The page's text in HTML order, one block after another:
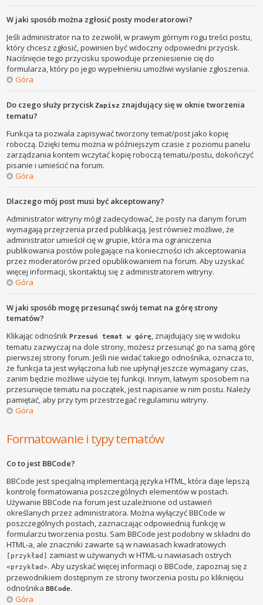
W jaki sposób można zgłosić posty moderatorowi?
Jeśli administrator na to zezwolił, w prawym górnym rogu treści postu,
który chcesz zgłosić, powinien być widoczny odpowiedni przycisk.
Naciśnięcie tego przycisku spowoduje przeniesienie cię do
formularza, który po jego wypełnieniu umożliwi wysłanie zgłoszenia.
Góra
Do czego służy przyciskZapisz znajdujący się w oknie tworzenia
tematu?
Funkcja ta pozwala zapisywać tworzony temat/post jako kopię
roboczą. Dzięki temu można w późniejszym czasie z poziomu panelu
zarządzania kontem wczytać kopię roboczą tematu/postu, dokończyć
pisanie i umieścić na forum.
Góra
Dlaczego mój post musi być akceptowany?
Administrator witryny mógł zadecydować, że posty na danym forum
wymagają przejrzenia przed publikacją. Jest również możliwe, że
administrator umieścił cię w grupie, która ma ograniczenia
publikowania postów polegające na konieczności ich akceptowania
przez moderatorów przed opublikowaniem na forum. Aby uzyskać
więcej informacji, skontaktuj się z administratorem witryny.
Góra
W jaki sposób mogę przesunąć swój temat na górę strony
tematów?
Klikając odnośnikPrzesuń temat w górę, znajdujący się w widoku
tematu zazwyczaj na dole strony, możesz przesunąć go na samą górę
pierwszej strony forum. Jeśli nie widać takiego odnośnika, oznacza to,
że funkcja ta jest wyłączona lub nie upłynął jeszcze wymagany czas,
zanim będzie możliwe użycie tej funkcji. Innym, łatwym sposobem na
przesunięcie tematu na początek, jest napisanie w nim postu. Należy
pamiętać, aby przy tym przestrzegać regulaminu witryny.
Góra
Formatowanie i typy tematów
Co to jest BBCode?
BBCode jest specjalną implementacją języka HTML, która daje lepszą
kontrolę formatowania poszczególnych elementów w postach.
Używanie BBCode na forum jest uzależnione od ustawień
określanych przez administratora. Można wyłączyć BBCode w
poszczególnych postach, zaznaczając odpowiednią funkcję w
formularzu tworzenia postu. Sam BBCode jest podobny w składni do
HTML-a, ale znaczniki zawarte są w nawiasach kwadratowych
[przykład] zamiast w używanych w HTML-u nawiasach ostrych
<przykład>. Aby uzyskać więcej informacji o BBCode, zapoznaj się z
przewodnikiem dostępnym ze strony tworzenia postu po kliknięciu
odnośnikaBBCode.
Góra